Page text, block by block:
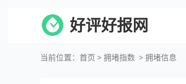
好评好报网
当前位置： 首页 >拥堵指数 > 拥堵信息